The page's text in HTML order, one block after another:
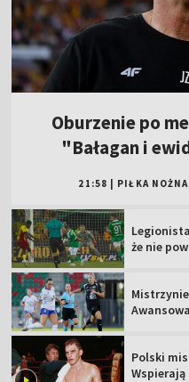
Oburzenie po
"Bałagan i
21:58 PIŁKA NOŻNA
że nie
Polski
Wspierają